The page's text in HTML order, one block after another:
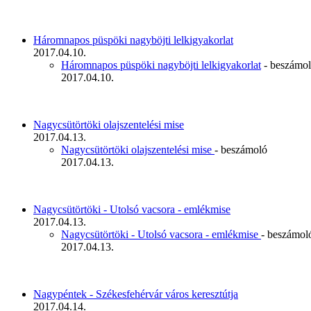
Háromnapos püspöki nagyböjti lelkigyakorlat
2017.04.10.
Háromnapos püspöki nagyböjti lelkigyakorlat -
2017.04.10.
Nagycsütörtöki olajszentelési mise
2017.04.13.
Nagycsütörtöki olajszentelési mise - beszámoló
2017.04.13.
Nagycsütörtöki - Utolsó vacsora - emlékmise
2017.04.13.
Nagycsütörtöki - Utolsó vacsora - emlékmise -
2017.04.13.
Nagypéntek - Székesfehérvár város keresztútja
2017.04.14.